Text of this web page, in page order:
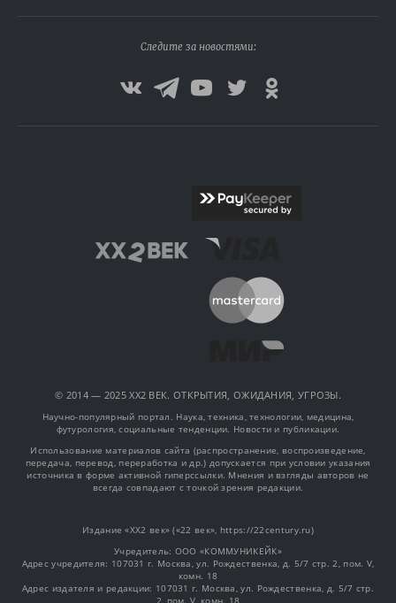
Следите за новостями:
© 2014 — 2025 XX2 ВЕК. ОТКРЫТИЯ, ОЖИДАНИЯ, УГРОЗЫ.
Научно-популярный портал. Наука, техника, технологии, медицина,
футурология, социальные тенденции. Новости и публикации.
Использование материалов сайта (распространение, воспроизведение,
передача, перевод, переработка и др.) допускается при условии указания
источника в форме активной гиперссылки. Мнения и взгляды авторов не
всегда совпадают с точкой зрения редакции.
Издание «XX2 век» («22 век», https://22century.ru)
Учредитель: OOO «КОММУНИКЕЙК»
Адрес учредителя: 107031 г. Москва, ул. Рождественка, д. 5/7 стр. 2, пом. V,
комн. 18
Адрес издателя и редакции: 107031 г. Москва, ул. Рождественка, д. 5/7 стр.